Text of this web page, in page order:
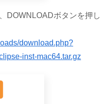
DOWNLOADボタンを押し
download.php?
inst-mac64.tar.gz